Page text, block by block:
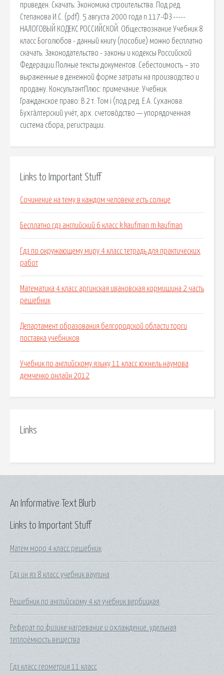
приведен. Скачать: Экономика строительства. Под ред.
Степанова И.С. (pdf). 5 августа 2000 года n 117-ФЗ -----
НАЛОГОВЫЙ КОДЕКС РОССИЙСКОЙ. Обществознание Учебник 8
класс Боголюбов - данный книгу (пособие) можно бесплатно
скачать. Законодательство - законы и кодексы Российской
Федерации.Полные тексты документов. Себестоимость – это
выраженные в денежной форме затраты на производство и
продажу. КонсультантПлюс: примечание. Учебник
Гражданское право: В 2 т. Том i (под ред. Е.А. Суханова.
Бухга́лтерский учёт, арх. счетово́дство — упорядоченная
система сбора, регистрации.
Links to Important Stuff
Сочинение на тему в каждом человеке есть солнце
Бесплатно гдз английский 6 класс k.kaufman m.kaufman
Гдз по окружающему миру 4 класс тетрадь для практических
работ
Математика 4 класс аргинская ивановская кормишина 2 часть
решебник
Департамент образования белгородской области торги
поставка учебников
Учебник по английскому языку 11 класс юхнель наумова
демченко онлайн 2012
Links
Links to Important Stuff
Матем моро 4 класс решебник
Гдз ин яз 8 класс учебник ваулина
Решебник по английскому 4 кл учебник вербицкая
Реферат по физике:нагревание и охлаждение..удельная
теплоёмкость вещества
Гдз класс геометрия 11 класс
An Informative Text Blurb